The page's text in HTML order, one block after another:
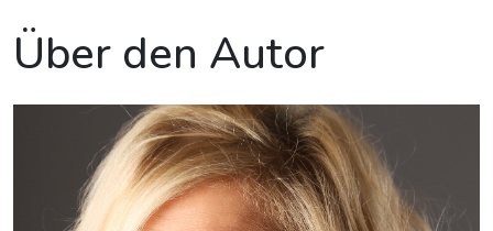
Über den Autor